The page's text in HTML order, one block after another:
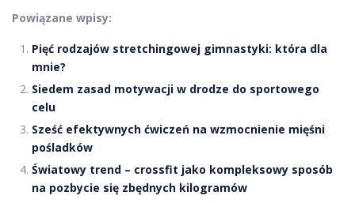
Powiązane wpisy:
Pięć rodzajów stretchingowej gimnastyki: która dla
mnie?
Siedem zasad motywacji w drodze do sportowego
celu
Sześć efektywnych ćwiczeń na wzmocnienie mięśni
pośladków
Światowy trend – crossfit jako kompleksowy sposób
na pozbycie się zbędnych kilogramów